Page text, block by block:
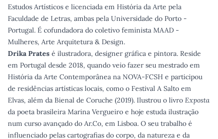
Estudos Artísticos e licenciada em História da Arte pela
Faculdade de Letras, ambas pela Universidade do Porto -
Portugal. É cofundadora do coletivo feminista MAAD -
Mulheres, Arte Arquitetura & Design.
Drika Prates é ilustradora, designer gráfica e pintora. Reside
em Portugal desde 2018, quando veio fazer seu mestrado em
História da Arte Contemporânea na NOVA-FCSH e participou
de residências artísticas locais, como o Festival A Salto em
Elvas, além da Bienal de Coruche (2019). Ilustrou o livro Exposta
da poeta brasileira Marina Vergueiro e hoje estuda ilustração
num curso avançado do Ar.Co, em Lisboa. O seu trabalho é
influenciado pelas cartografias do corpo, da natureza e da